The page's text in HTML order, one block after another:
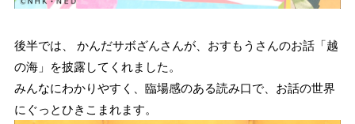
後半では、 かんだサボざんさんが、おすもうさんのお話「越
の海」を披露してくれました。
みんなにわかりやすく、臨場感のある読み口で、お話の世界
にぐっとひきこまれます。